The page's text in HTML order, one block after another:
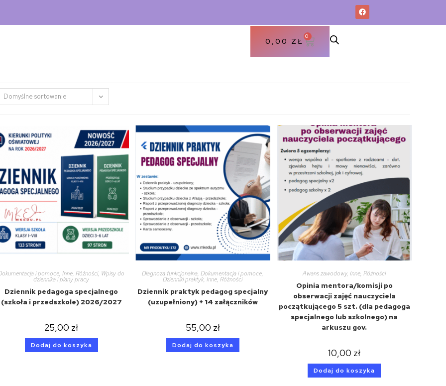
0,00 ZŁ
0
Domyślne sortowanie
i pomoce,Inne,Różności, Wpisy do
dziennika i plany pracy
Dziennik pedagoga specjalnego
(szkoła i przedszkole) 2026/2027
25,00 zł
Dodaj do koszyka
Diagnoza funkcjonalna,Dokumentacja i pomoce,
Dzienniki praktyk,Inne,Różności
Dziennik praktyk pedagog specjalny
(uzupełniony) + 14 załączników
55,00 zł
Dodaj do koszyka
Awans zawodowy,Inne,Różności
Opinia mentora/komisji po
obserwacji zajęć nauczyciela
początkującego 5 szt. (dla pedagoga
specjalnego lub szkolnego) na
arkuszu gov.
10,00 zł
Dodaj do koszyka